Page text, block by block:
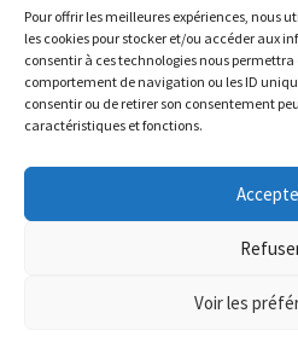
Pour offrir les meilleures expériences, nous
les cookies pour stocker et/ou accéder aux
consentir à ces technologies nous
comportement de navigation ou les ID
consentir ou de retirer son consentement
caractéristiques et fonctions.
Voir les
Le magasin de Lyon sera
inclus. Les commandes seront
The physical record shop will
august 17th included. Online
august
HO99O9 Tomorrow We Escape -
disc)
25.00€
through